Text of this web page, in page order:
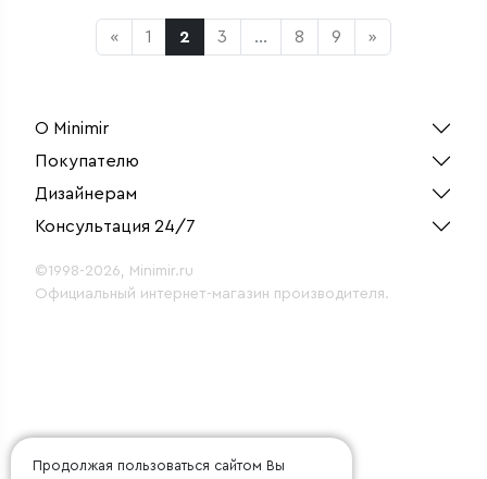
« 1 2 3 ... 8 9 »
О Minimir
Покупателю
Дизайнерам
Консультация 24/7
©1998-2026, Minimir.ru
Официальный интернет-магазин производителя.
Продолжая пользоваться сайтом Вы